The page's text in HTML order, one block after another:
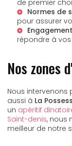
de premier
Normes de
pour assurer
répondre à
Nos zones
Nous intervenons
aussi à La
un apéritif
Saint-denis, nous
meilleur de notre